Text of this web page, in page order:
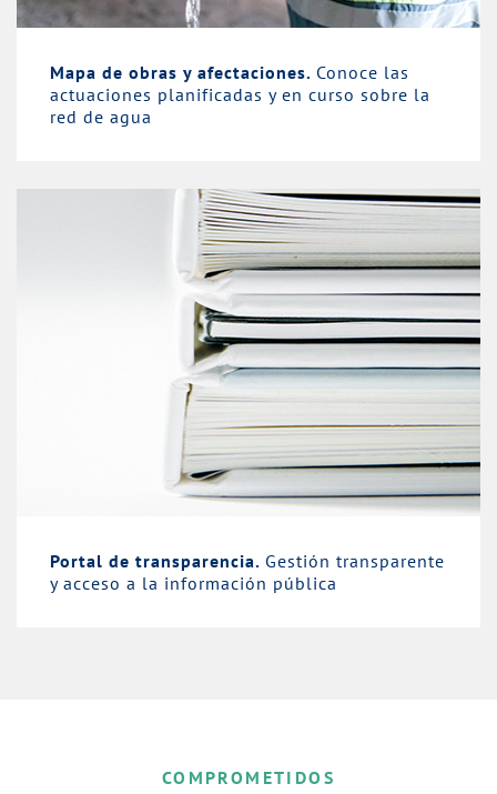
Mapa de obras y afectaciones. Conoce las
actuaciones planificadas y en curso sobre la
red de agua
Portal de transparencia. Gestión transparente
y acceso a la información pública
COMPROMETIDOS